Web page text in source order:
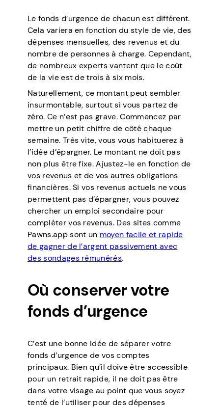
Le fonds d’urgence de chacun est différent.
Cela variera en fonction du style de vie, des
dépenses mensuelles, des revenus et du
nombre de personnes à charge. Cependant,
de nombreux experts vantent que le coût
de la vie est de trois à six mois.
Naturellement, ce montant peut sembler
insurmontable, surtout si vous partez de
zéro. Ce n’est pas grave. Commencez par
mettre un petit chiffre de côté chaque
semaine. Très vite, vous vous habituerez à
l’idée d’épargner. Le montant ne doit pas
non plus être fixe. Ajustez-le en fonction de
vos revenus et de vos autres obligations
financières. Si vos revenus actuels ne vous
permettent pas d’épargner, vous pouvez
chercher un emploi secondaire pour
compléter vos revenus. Des sites comme
Pawns.app sont un moyen facile et rapide
de gagner de l’argent passivement avec
des sondages rémunérés.
Où conserver votre
fonds d’urgence
C’est une bonne idée de séparer votre
fonds d’urgence de vos comptes
principaux. Bien qu’il doive être accessible
pour un retrait rapide, il ne doit pas être
dans votre visage au point que vous soyez
tenté de l’utiliser pour des dépenses